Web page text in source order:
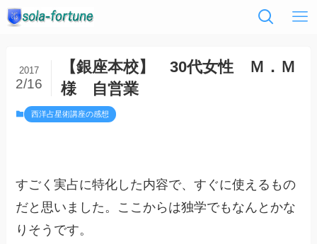
【銀座本校】 30代女性 Ｍ．Ｍ
様 自営業
2017
2/16
西洋占星術講座の感想
すごく実占に特化した内容で、すぐに使えるもの
だと思いました。ここからは独学でもなんとかな
りそうです。